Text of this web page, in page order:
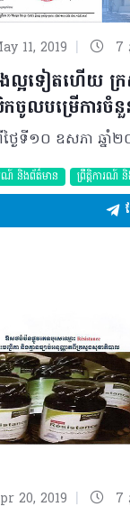
11, 2019 | 7
អទៀតហើយ ក្
កចូលបម្រើការ
រណ៍ និងព័ត៌មាន ព្រឹត្តិការណ៍
20, 2019 | 7